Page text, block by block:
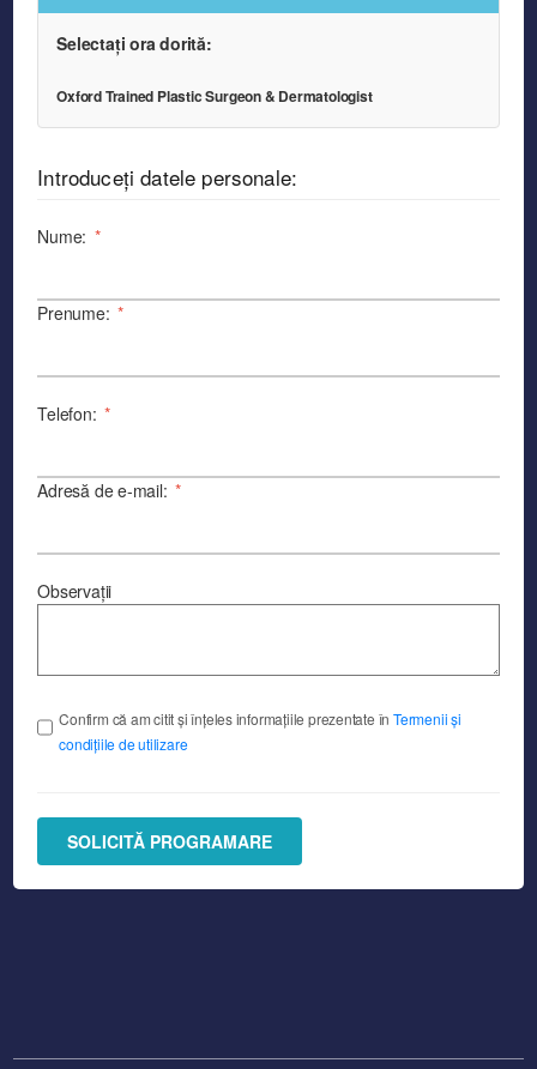
Selectați ora dorită:
Oxford Trained Plastic Surgeon & Dermatologist
Introduceți datele personale:
Nume: *
Prenume: *
Telefon: *
Adresă de e-mail: *
Observații
Confirm că am citit și înțeles informațiile prezentate înTermenii și
condițiile de utilizare
SOLICITĂ PROGRAMARE